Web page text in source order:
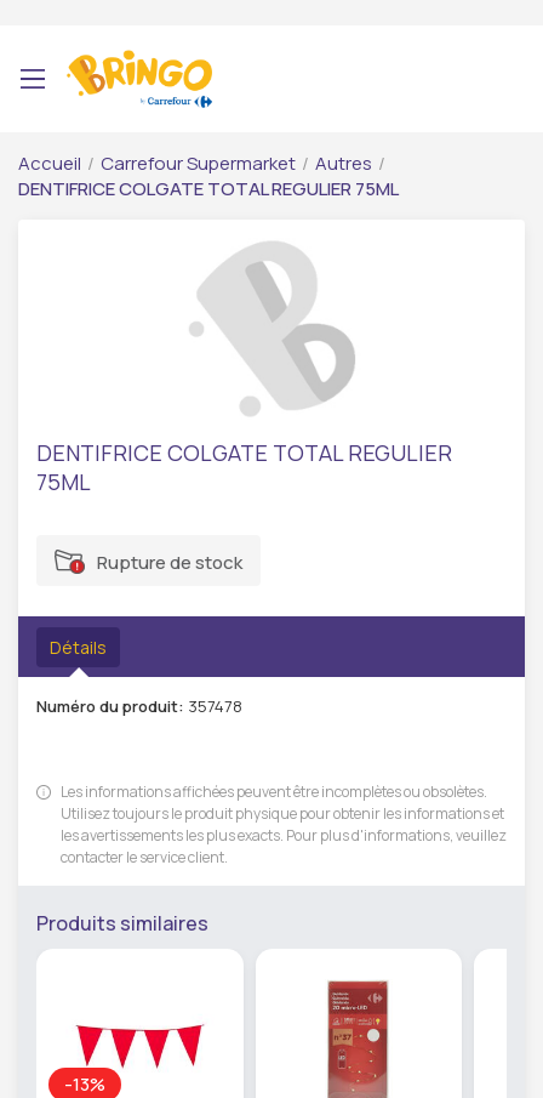
Accueil / Carrefour Supermarket / Autres /
DENTIFRICE COLGATE TOTAL REGULIER 75ML
DENTIFRICE COLGATE TOTAL REGULIER
75ML
Rupture de stock
Détails
Numéro du produit: 357478
Les informations affichées peuvent être incomplètes ou obsolètes.
Utilisez toujours le produit physique pour obtenir les informations et
les avertissements les plus exacts. Pour plus d'informations, veuillez
contacter le service client.
Produits similaires
-13%